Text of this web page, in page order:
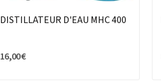
DISTILLATEUR D'EAU MHC 400
16,00 €